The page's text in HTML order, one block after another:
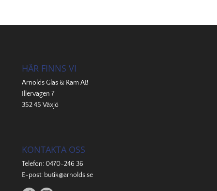
HÄR FINNS VI
Arnolds Glas & Ram AB
Illervägen 7
352 45 Växjö
KONTAKTA OSS
Telefon:0470-246 36
E-post: butik@arnolds.se